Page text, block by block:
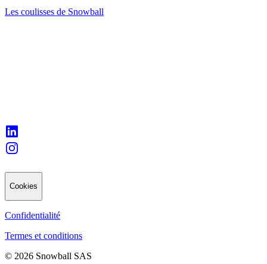
Les coulisses de Snowball
Cookies
Confidentialité
Termes et conditions
© 2026 Snowball SAS